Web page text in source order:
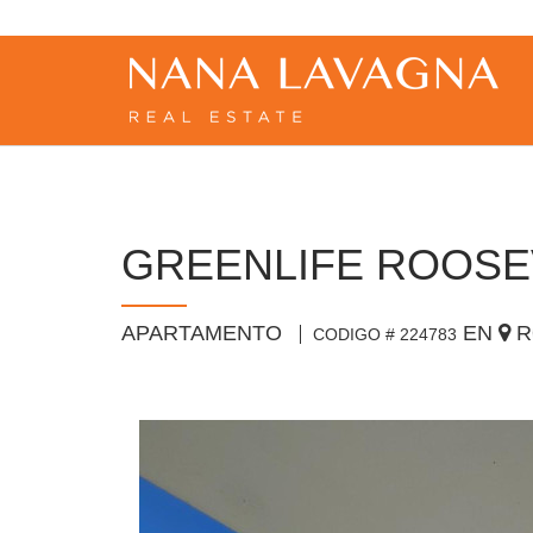
GREENLIFE
APARTAMENTO CODIGO # 224783 EN